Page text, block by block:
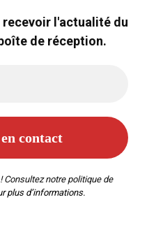
l'actualité du
de réception.
Consultez notre politique de
plus d’informations.